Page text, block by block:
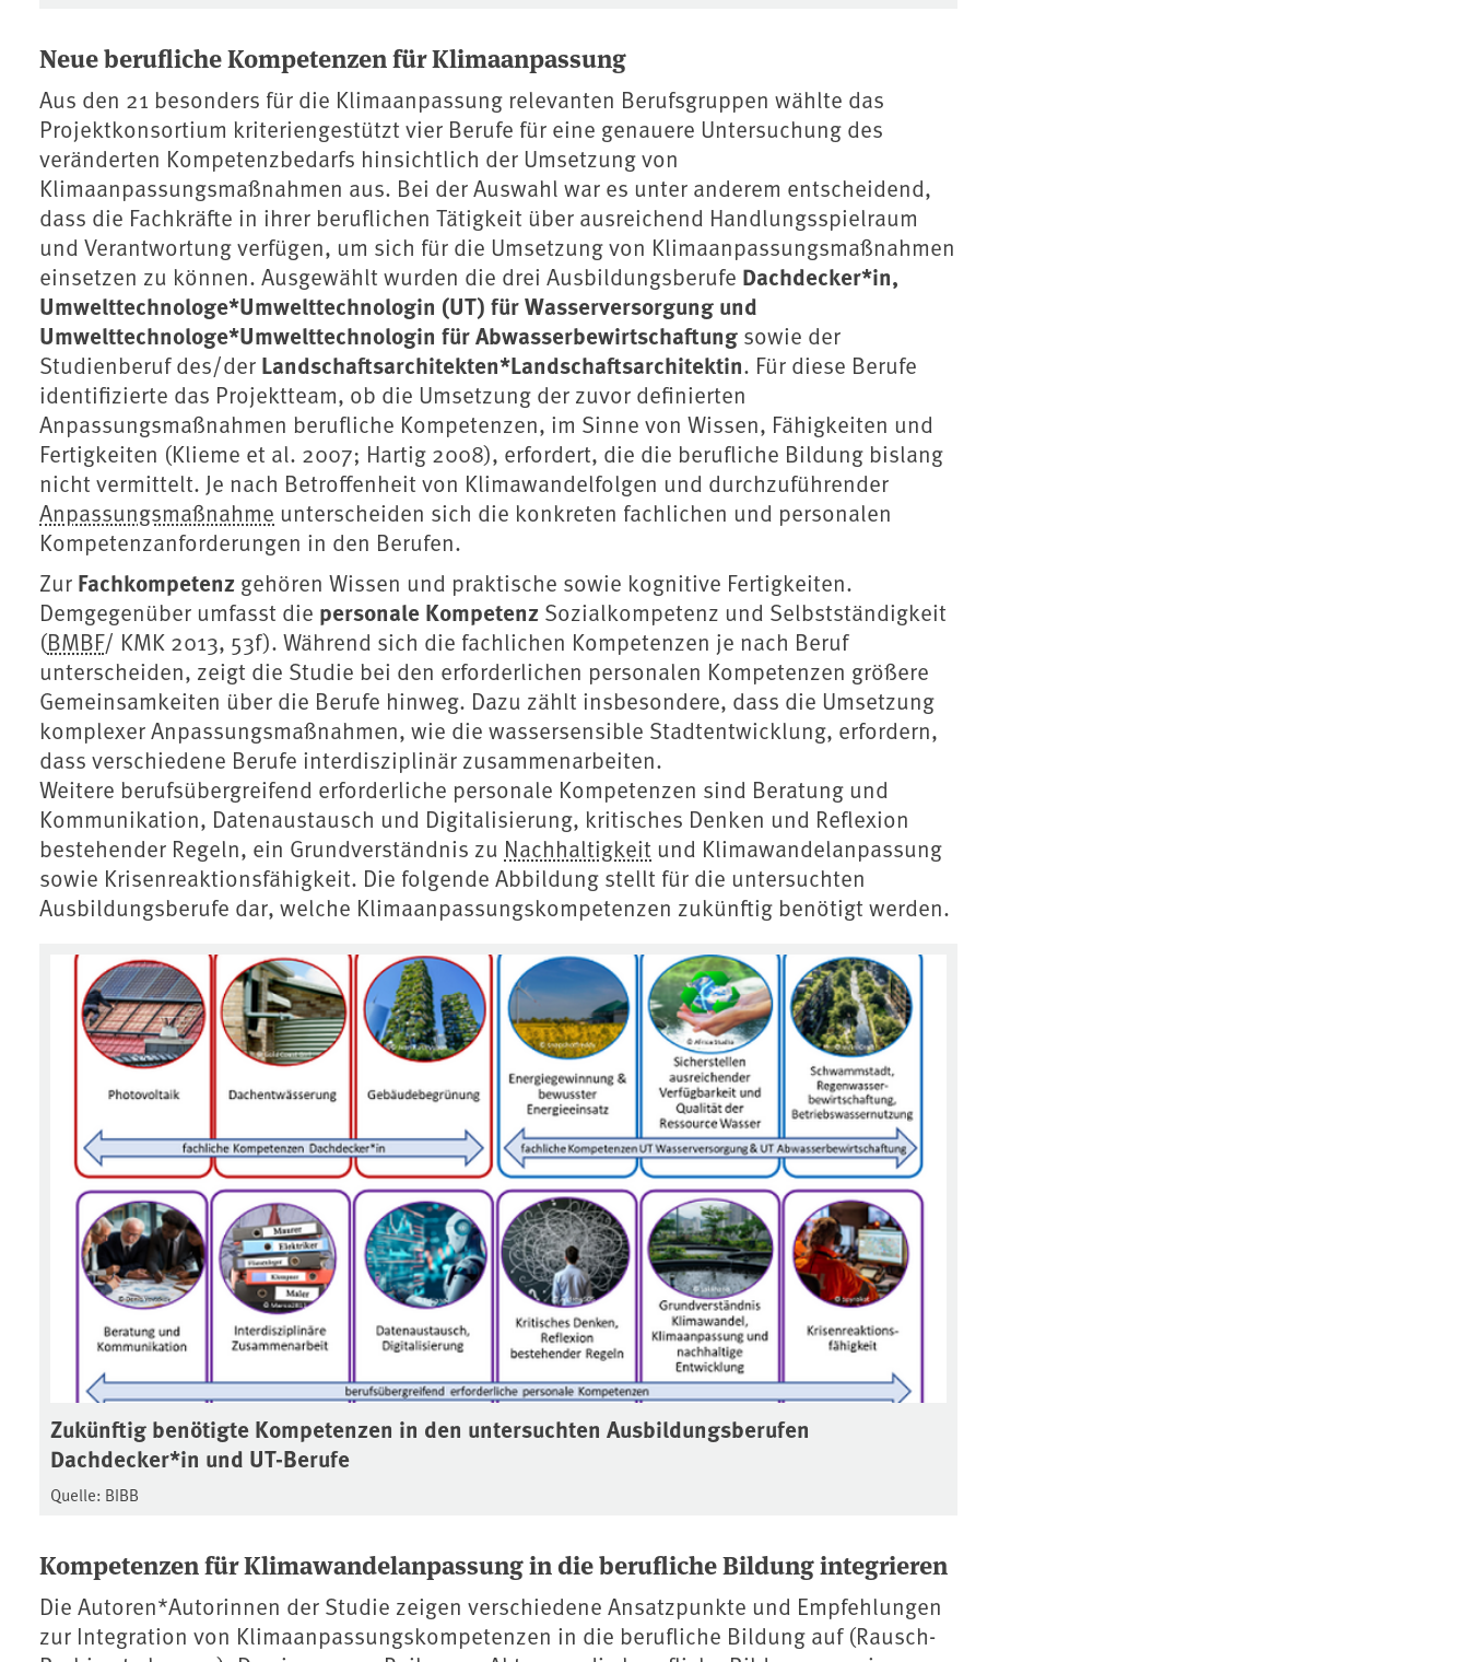
Neue berufliche Kompetenzen für Klimaanpassung
Aus den 21 besonders für die Klimaanpassung relevanten Berufsgruppen wählte das
Projektkonsortium kriteriengestützt vier Berufe für eine genauere Untersuchung des
veränderten Kompetenzbedarfs hinsichtlich der Umsetzung von
Klimaanpassungsmaßnahmen aus. Bei der Auswahl war es unter anderem entscheidend,
dass die Fachkräfte in ihrer beruflichen Tätigkeit über ausreichend Handlungsspielraum
und Verantwortung verfügen, um sich für die Umsetzung von Klimaanpassungsmaßnahmen
einsetzen zu können. Ausgewählt wurden die drei Ausbildungsberufe Dachdecker*in,
Umwelttechnologe*Umwelttechnologin (UT) für Wasserversorgung und
Umwelttechnologe*Umwelttechnologin für Abwasserbewirtschaftung sowie der
Studienberuf des/der Landschaftsarchitekten*Landschaftsarchitektin. Für diese Berufe
identifizierte das Projektteam, ob die Umsetzung der zuvor definierten
Anpassungsmaßnahmen berufliche Kompetenzen, im Sinne von Wissen, Fähigkeiten und
Fertigkeiten (Klieme et al. 2007; Hartig 2008), erfordert, die die berufliche Bildung bislang
nicht vermittelt. Je nach Betroffenheit von Klimawandelfolgen und durchzuführender
Anpassungsmaßnahme unterscheiden sich die konkreten fachlichen und personalen
Kompetenzanforderungen in den Berufen.
Zur Fachkompetenz gehören Wissen und praktische sowie kognitive Fertigkeiten.
Demgegenüber umfasst die personale Kompetenz Sozialkompetenz und Selbstständigkeit
(BMBF/ KMK 2013, 53f). Während sich die fachlichen Kompetenzen je nach Beruf
unterscheiden, zeigt die Studie bei den erforderlichen personalen Kompetenzen größere
Gemeinsamkeiten über die Berufe hinweg. Dazu zählt insbesondere, dass die Umsetzung
komplexer Anpassungsmaßnahmen, wie die wassersensible Stadtentwicklung, erfordern,
dass verschiedene Berufe interdisziplinär zusammenarbeiten.
Weitere berufsübergreifend erforderliche personale Kompetenzen sind Beratung und
Kommunikation, Datenaustausch und Digitalisierung, kritisches Denken und Reflexion
bestehender Regeln, ein Grundverständnis zu Nachhaltigkeit und Klimawandelanpassung
sowie Krisenreaktionsfähigkeit. Die folgende Abbildung stellt für die untersuchten
Ausbildungsberufe dar, welche Klimaanpassungskompetenzen zukünftig benötigt werden.
Zukünftig benötigte Kompetenzen in den untersuchten Ausbildungsberufen
Dachdecker*in und UT-Berufe
Quelle: BIBB
Kompetenzen für Klimawandelanpassung in die berufliche Bildung integrieren
Die Autoren*Autorinnen der Studie zeigen verschiedene Ansatzpunkte und Empfehlungen
zur Integration von Klimaanpassungskompetenzen in die berufliche Bildung auf (Rausch-